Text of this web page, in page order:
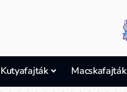
Kutyafajták Macskafajták